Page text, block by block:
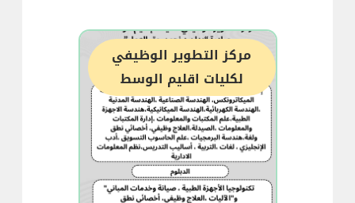
مركز التطوير الوظيفي
لكليات اقليم الوسط